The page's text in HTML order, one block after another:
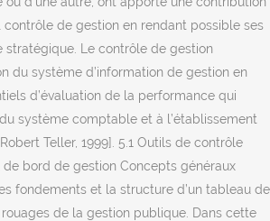
contrôle de gestion en rendant possible ses
stratégique. Le contrôle de gestion
du système d’information de gestion en
d’évaluation de la performance qui
système comptable et à l’établissement
Teller, 1999]. 5.1 Outils de contrôle
de bord de gestion Concepts généraux
fondements et la structure d’un tableau de
rouages de la gestion publique. Dans cette